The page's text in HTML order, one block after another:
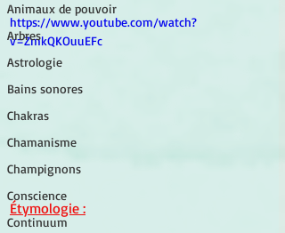
Animaux de pouvoir
Arbres
Astrologie
Bains sonores
Chakras
Chamanisme
Champignons
Conscience
Continuum
https://www.youtube.com/watch?
v=ZmkQKOuuEFc
Étymologie :